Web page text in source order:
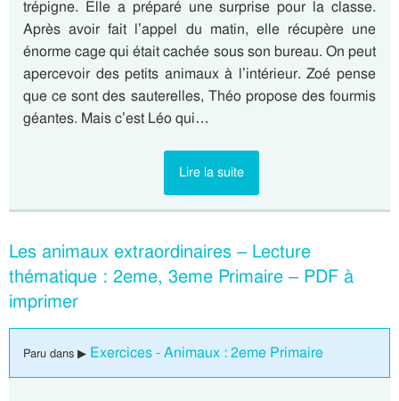
trépigne. Elle a préparé une surprise pour la classe.
Après avoir fait l’appel du matin, elle récupère une
énorme cage qui était cachée sous son bureau. On peut
apercevoir des petits animaux à l’intérieur. Zoé pense
que ce sont des sauterelles, Théo propose des fourmis
géantes. Mais c’est Léo qui…
Lire la suite
Les animaux extraordinaires – Lecture
thématique : 2eme, 3eme Primaire – PDF à
imprimer
Paru dans ▶ Exercices - Animaux : 2eme Primaire